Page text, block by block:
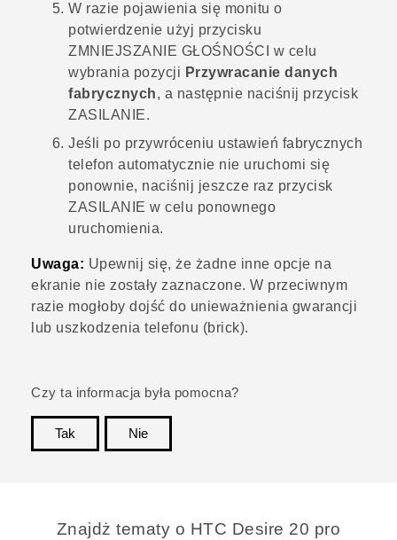
W razie pojawienia się monitu o
potwierdzenie użyj przycisku
ZMNIEJSZANIE GŁOŚNOŚCI
w celu
wybrania pozycji Przywracanie danych
fabrycznych, a następnie naciśnij przycisk
ZASILANIE.
Jeśli po przywróceniu ustawień fabrycznych
telefon automatycznie nie uruchomi się
ponownie, naciśnij jeszcze raz przycisk
ZASILANIE w celu ponownego
uruchomienia.
Uwaga: Upewnij się, że żadne inne opcje na
ekranie nie zostały zaznaczone. W przeciwnym
razie mogłoby dojść do unieważnienia gwarancji
lub uszkodzenia telefonu (brick).
Czy ta informacja była pomocna?
Tak
Nie
Znajdż tematy o ‎HTC Desire 20 pro